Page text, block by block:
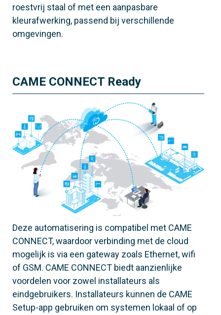
roestvrij staal of met een aanpasbare
kleurafwerking, passend bij verschillende
omgevingen.
CAME CONNECT Ready
Deze automatisering is compatibel met CAME
CONNECT, waardoor verbinding met de cloud
mogelijk is via een gateway zoals Ethernet, wifi
of GSM. CAME CONNECT biedt aanzienlijke
voordelen voor zowel installateurs als
eindgebruikers. Installateurs kunnen de CAME
Setup-app gebruiken om systemen lokaal of op